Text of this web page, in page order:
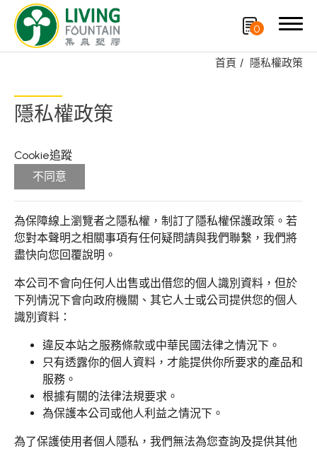
0
首頁 隱私權政策
隱私權政策
Cookie追蹤
不同意
為保障線上瀏覽者之隱私權，制訂了隱私權保護政策。若
您對本聲明之相關事項有任何疑問請與我們聯繫，我們將
盡快向您回覆說明。
本公司不會向任何人出售或出借您的個人識別資料，但於
下列情況下會向政府機關、其它人士或公司提供您的個人
識別資料：
違反本站之服務條款或中華民國法律之情況下。
只有透露你的個人資料，才能提供你所要求的產品和
服務。
根據有關的法律法規要求。
為保護本公司或他人利益之情況下。
為了保護使用者個人隱私，我們無法為您查詢及提供其他
專利技術品牌
再生塑膠產品
OEM/ODM服務
應用領域
永續發展
關於集泉
聯絡我們
繁體中文 English 日文